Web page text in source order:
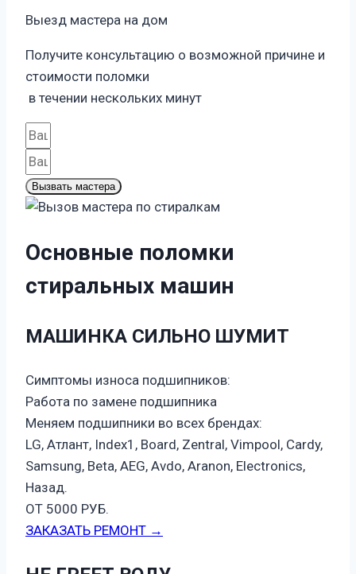
Выезд мастера на дом
Получите консультацию о возможной причине и
стоимости поломки
в течении нескольких минут
Вызвать мастера
Основные поломки
стиральных машин
МАШИНКА СИЛЬНО ШУМИТ
Симптомы износа подшипников:
Работа по замене подшипника
Меняем подшипники во всех брендах:
LG, Атлант, Index1, Board, Zentral, Vimpool, Cardy,
Samsung, Beta, AEG, Avdo, Aranon, Electronics,
Назад.
ОТ 5000 РУБ.
ЗАКАЗАТЬ РЕМОНТ →